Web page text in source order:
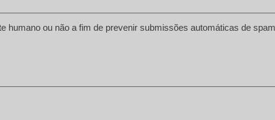
Esta questão é para testar se você é um visitante humano ou não a fim de prevenir submissões automáticas de